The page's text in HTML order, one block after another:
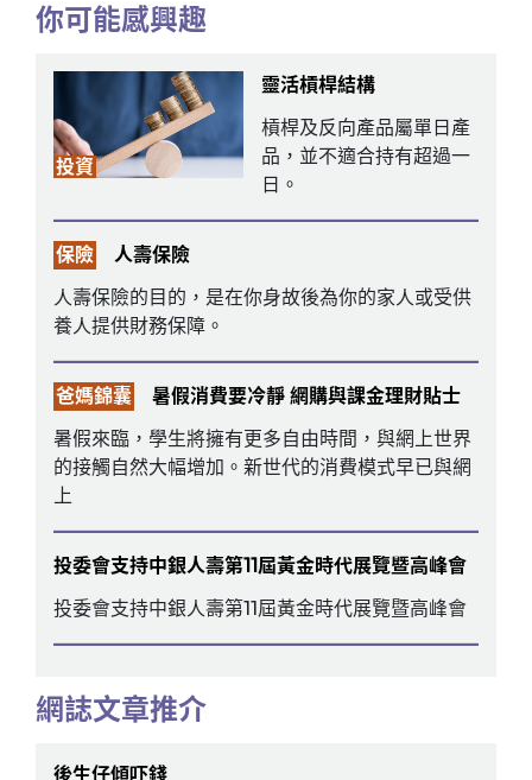
你可能感興趣
投資
靈活槓桿結構
槓桿及反向產品屬單日產
品，並不適合持有超過一
日。
保險
人壽保險
人壽保險的目的，是在你身故後為你的家人或受供
養人提供財務保障。
爸媽錦囊
暑假消費要冷靜 網購與課金理財貼士
暑假來臨，學生將擁有更多自由時間，與網上世界
的接觸自然大幅增加。新世代的消費模式早已與網
上
投委會支持中銀人壽第11屆黃金時代展覽暨高峰會
投委會支持中銀人壽第11屆黃金時代展覽暨高峰會
網誌文章推介
後生仔傾吓錢